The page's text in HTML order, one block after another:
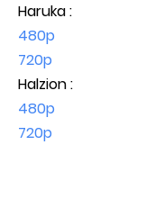
Haruka :
480p
720p
Halzion :
480p
720p